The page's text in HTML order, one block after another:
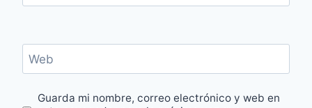
Web
Guarda mi nombre, correo electrónico y web en